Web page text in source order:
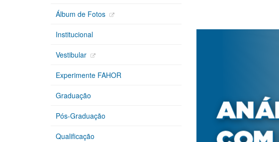
Álbum de Fotos
Institucional
Vestibular
Experimente FAHOR
Graduação
Pós-Graduação
Qualificação